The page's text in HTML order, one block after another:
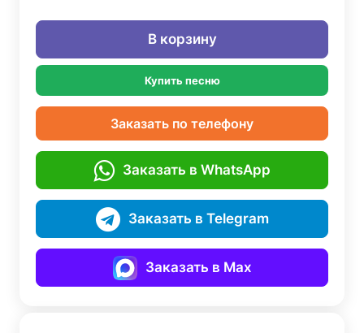
В корзину
Купить песню
Заказать по телефону
Заказать в WhatsApp
Заказать в Telegram
Заказать в Max